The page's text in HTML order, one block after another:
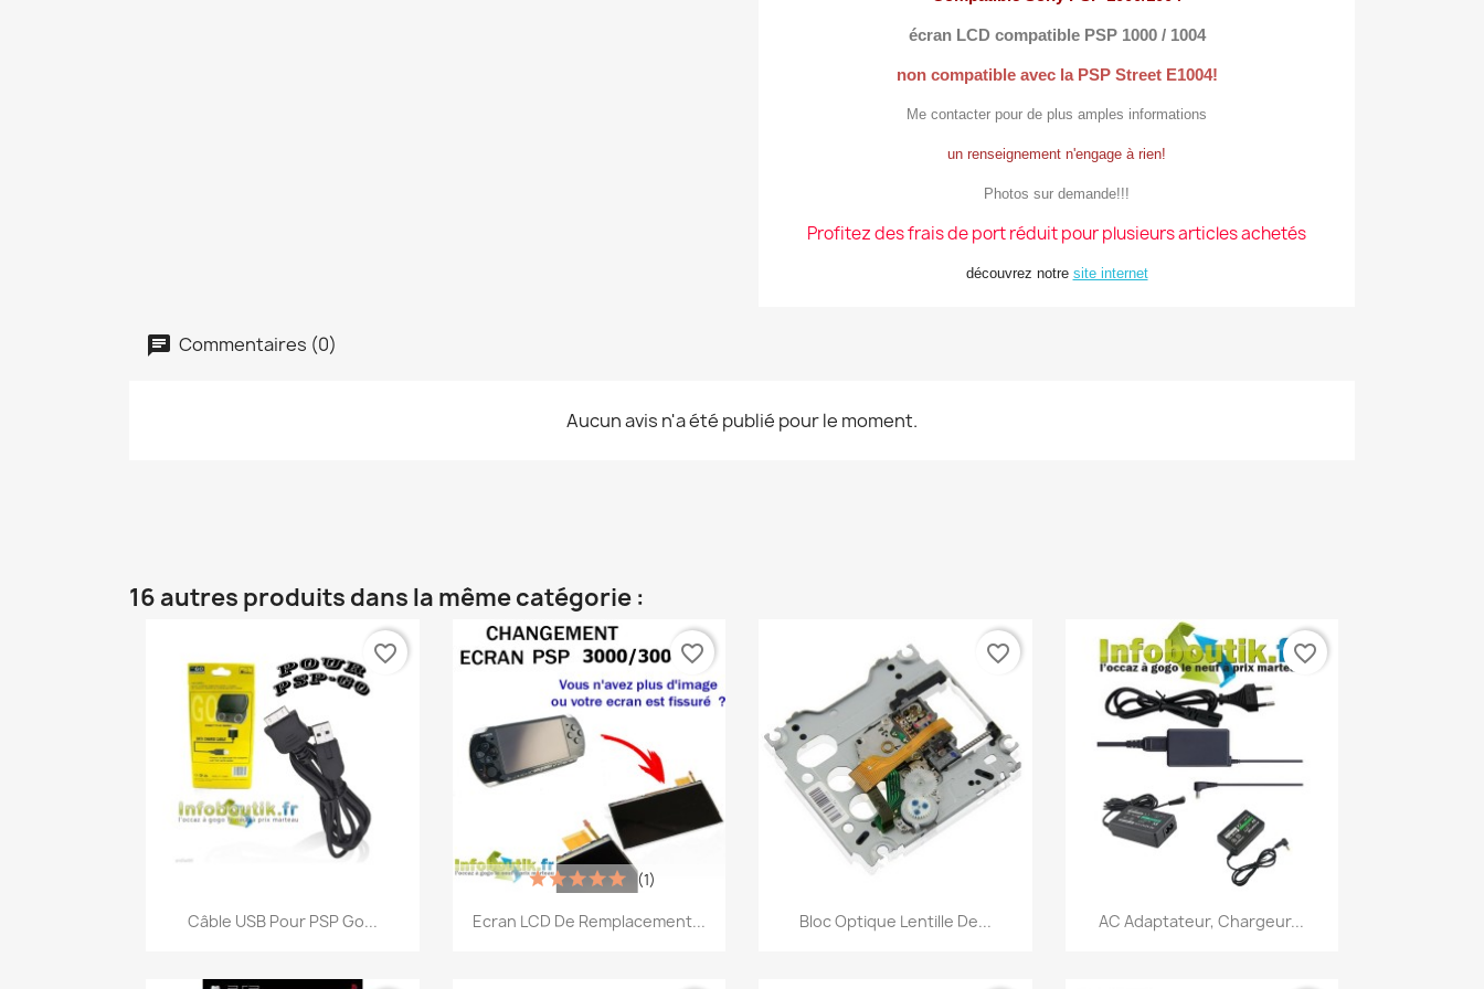
écran LCD compatible PSP 1000 / 1004
non compatible avec la PSP Street E1004!
Me contacter pour de plus amples informations
un renseignement n'engage à rien!
Photos sur demande!!!
Profitez des frais de port réduit pour plusieurs articles achetés
découvrez notre site internet
Commentaires (0)
Aucun avis n'a été publié pour le moment.
16 autres produits dans la même catégorie :
 Aperçu rapide
Câble USB Pour PSP Go...
favorite_border
Aperçu rapide
Ecran LCD De Remplacement...
(1)
favorite_border
Aperçu rapide
Bloc Optique Lentille De...
favorite_border
Aperçu rapide
AC Adaptateur, Chargeur...
favorite_border